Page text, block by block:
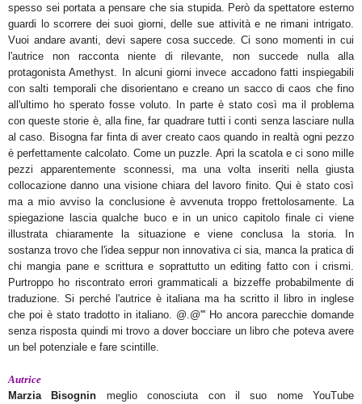
spesso sei portata a pensare che sia stupida. Però da spettatore esterno
guardi lo scorrere dei suoi giorni, delle sue attività e ne rimani intrigato.
Vuoi andare avanti, devi sapere cosa succede. Ci sono momenti in cui
l'autrice non racconta niente di rilevante, non succede nulla alla
protagonista Amethyst. In alcuni giorni invece accadono fatti inspiegabili
con salti temporali che disorientano e creano un sacco di caos che fino
all'ultimo ho sperato fosse voluto. In parte è stato così ma il problema
con queste storie è, alla fine, far quadrare tutti i conti senza lasciare nulla
al caso. Bisogna far finta di aver creato caos quando in realtà ogni pezzo
è perfettamente calcolato. Come un puzzle. Apri la scatola e ci sono mille
pezzi apparentemente sconnessi, ma una volta inseriti nella giusta
collocazione danno una visione chiara del lavoro finito. Qui è stato così
ma a mio avviso la conclusione è avvenuta troppo frettolosamente. La
spiegazione lascia qualche buco e in un unico capitolo finale ci viene
illustrata chiaramente la situazione e viene conclusa la storia. In
sostanza trovo che l'idea seppur non innovativa ci sia, manca la pratica di
chi mangia pane e scrittura e soprattutto un editing fatto con i crismi.
Purtroppo ho riscontrato errori grammaticali a bizzeffe probabilmente di
traduzione. Si perché l'autrice è italiana ma ha scritto il libro in inglese
che poi è stato tradotto in italiano. @.@''' Ho ancora parecchie domande
senza risposta quindi mi trovo a dover bocciare un libro che poteva avere
un bel potenziale e fare scintille.
Autrice
Marzia Bisognin meglio conosciuta con il suo nome YouTube